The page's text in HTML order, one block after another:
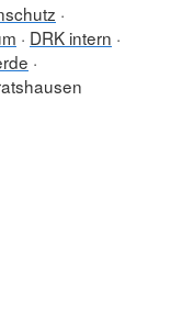
DRK intern